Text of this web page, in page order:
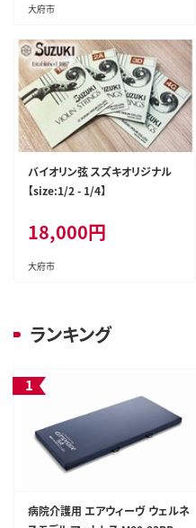
大府市
バイオリン弦 スズキオリジナル
【size:1/2 - 1/4】
18,000円
大府市
ランキング
病院介護用 エアウィーヴ ウェルネ